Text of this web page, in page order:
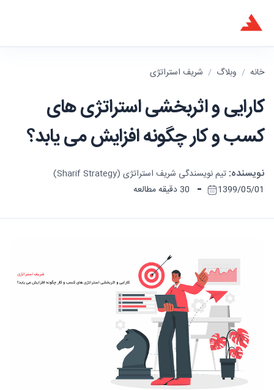
خانه / وبلاگ / شریف استراتژی
کارایی و اثربخشی استراتژی های
کسب و کار چگونه افزایش می یابد؟
نویسنده: تیم نویسندگی شریف استراتژی (Sharif Strategy)
1399/05/01
- 30 دقیقه مطالعه